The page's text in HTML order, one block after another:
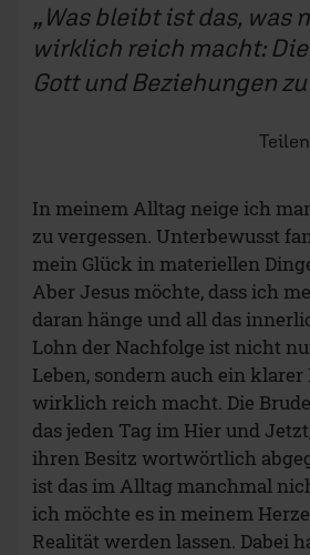
Was bleibt ist das, was
wirklich reich macht:
Gott und Beziehungen
In meinem Alltag neige ich
zu vergessen. Unterbewusst
mein Glück in materiellen
Aber Jesus möchte, dass ich
daran hänge und all das
Lohn der Nachfolge ist nicht
Leben, sondern auch ein klarer
wirklich reich macht. Die
das jeden Tag im Hier und
ihren Besitz wortwörtlich
ist das im Alltag manchmal
ich möchte es in meinem
Realität werden lassen. Dabei